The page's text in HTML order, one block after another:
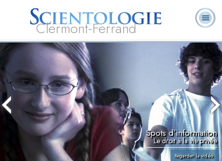
Clermont-Ferrand
L. Ron Hubbard
Qu’est-ce que la
Scientologie ?
Foire aux
questions
Livres
Spots d’information
Le droit à la vie privée
Regarder la vidéo